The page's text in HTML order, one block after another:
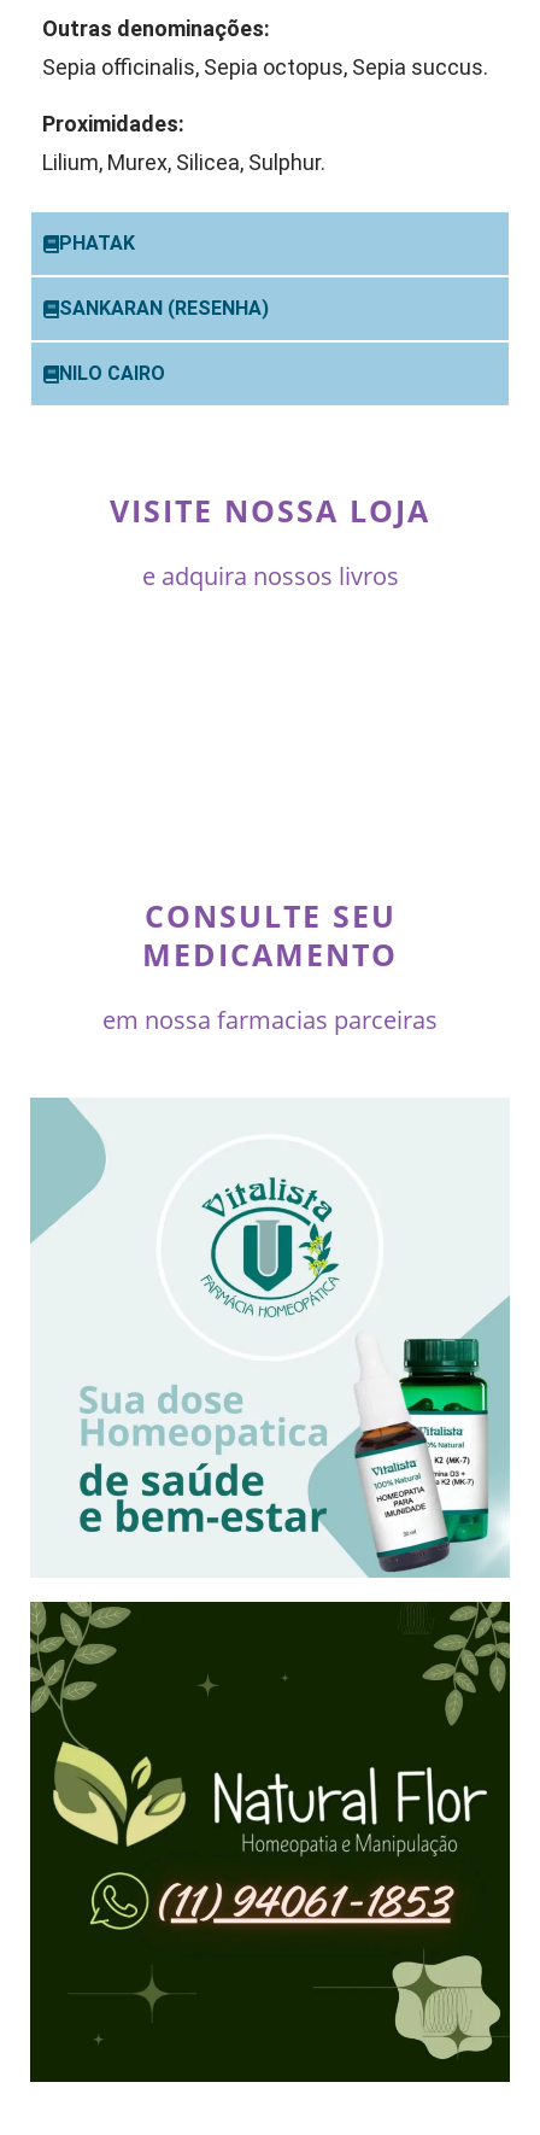
Outras denominações:
Sepia officinalis, Sepia octopus, Sepia succus.
Proximidades:
Lilium, Murex, Silicea, Sulphur.
PHATAK
SANKARAN (RESENHA)
NILO CAIRO
VISITE NOSSA LOJA
e adquira nossos livros
CONSULTE SEU
MEDICAMENTO
em nossa farmacias parceiras